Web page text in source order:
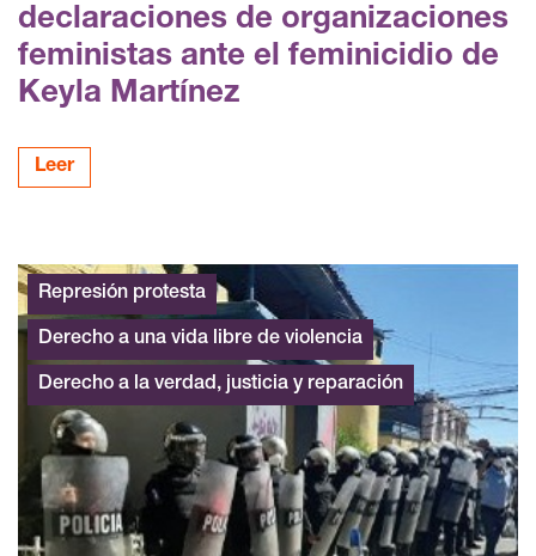
declaraciones de organizaciones
feministas ante el feminicidio de
Keyla Martínez
Leer
Represión protesta
Derecho a una vida libre de violencia
Derecho a la verdad, justicia y reparación